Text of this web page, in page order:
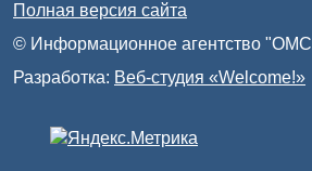
Полная версия сайта
© Информационное агентство
Разработка: Веб-студия «Welcome!»